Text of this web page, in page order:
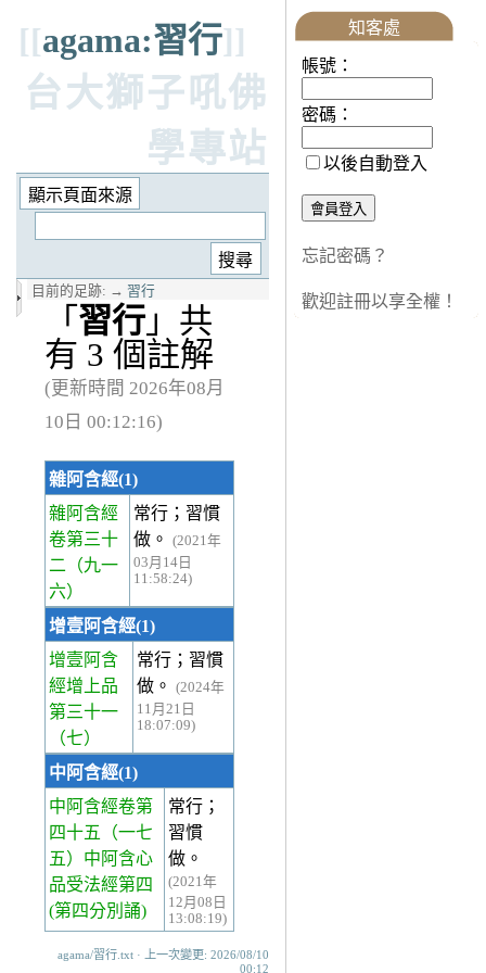
[[agama:習行]]
台大獅子吼佛
學專站
目前的足跡: → 習行
「 習行 」共
有 3 個註解
(更新時間 2026年08月
10日 00:12:16)
雜阿含經(1)
雜阿含經
卷第三十
二 （九一
六）
常行；習慣
做。
(2021年
03月14日
11:58:24)
增壹阿含經(1)
增壹阿含
經增上品
第三十一
（七）
常行；習慣
做。
(2024年
11月21日
18:07:09)
中阿含經(1)
中阿含經卷第
四十五
（一七
五）中阿含心
品受法經第四
(第四分別誦)
常行；
習慣
做。
(2021年
12月08日
13:08:19)
agama/習行.txt · 上一次變更: 2026/08/10
00:12
知客處
帳號：
密碼：
以後自動登入
忘記密碼？
歡迎註冊以享全權！